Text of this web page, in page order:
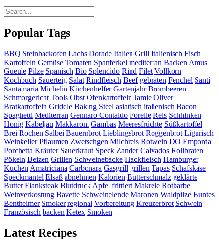
Popular Tags
BBQ Steinbackofen Lachs Dorade Italien Grill Italienisch Fisch
Kartoffeln Gemüse Tomaten Spanferkel mediterran Backen Amus
Gueule Pilze Spanisch Bio Splendido Rind Filet Vollkorn
Kochbuch Sauerteig Salat Rindfleisch Beef gebraten Fenchel Santi
Santamaria Michelin Küchenhelfer Gartenjahr Brombeeren
Schmorgericht Tools Obst Ofenkartoffeln Jamie Oliver
Bratkartoffeln Griddle Baking Steel asiatisch italienisch Bacon
Spaghetti Mediterran Gennaro Contaldo Forelle Reis Schhinken
Honig Kabeljau Makkaroni Gambas Meeresfrüchte Süßkartoffel
Brei Rochen Salbei Bauernbrot Lieblingsbrot Roggenbrot Ligurisch
Weinkeller Pflaumen Zwetschgen Milchreis Rotwein DO Emporda
Porchetta Kräuter Sauerkraut Speck Zander Calvados Rollbraten
Pökeln Beizen Grillen Schweinebacke Hackfleisch Hamburger
Kuchen Amatriciana Carbonara Gasgrill grillen Tapas Schafskäse
Speckmantel Elsaß abnehmen Kalorien Butterschmalz geklärte
Butter Flanksteak Blutdruck Apfel frittiert Makrele Rotbarbe
Weinverkostung Bavette Schweinelende Maronen Waldpilze Buntes
Bentheimer Smoker regional Vorbereitung Kreuzerbrot Schwein
Französisch backen Ketex Smoken
Latest Recipes